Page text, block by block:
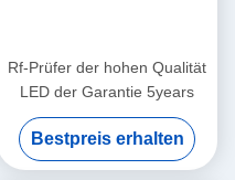
Rf-Prüfer der hohen Qualität
LED der Garantie 5years
Bestpreis erhalten